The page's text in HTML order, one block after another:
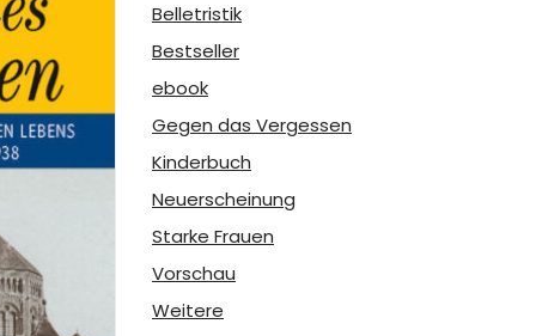
Belletristik
Bestseller
ebook
Gegen das Vergessen
Kinderbuch
Neuerscheinung
Starke Frauen
Vorschau
Weitere